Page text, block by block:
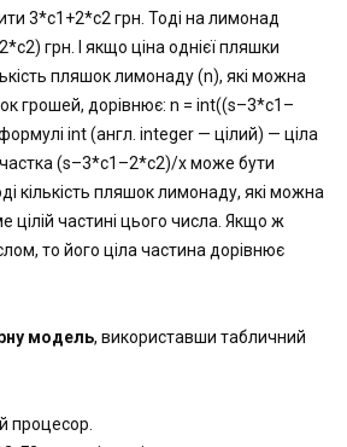
3*c1+2*c2 грн. Тоді на лимонад
грн. І якщо ціна однієї пляшки
пляшок лимонаду (n), які можна
грошей, дорівнює: n = int((s–3*c1–
int (англ. integer — цілий) — ціла
(s–3*c1–2*c2)/x може бути
кількість пляшок лимонаду, які можна
цілій частині цього числа. Якщо ж
то його ціла частина дорівнює
модель, використавши табличний
процесор.